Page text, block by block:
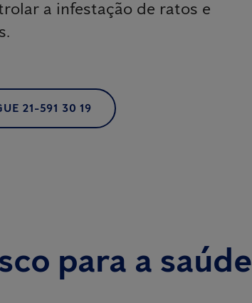
a infestação de ratos e
21-591 30 19
para a saúde